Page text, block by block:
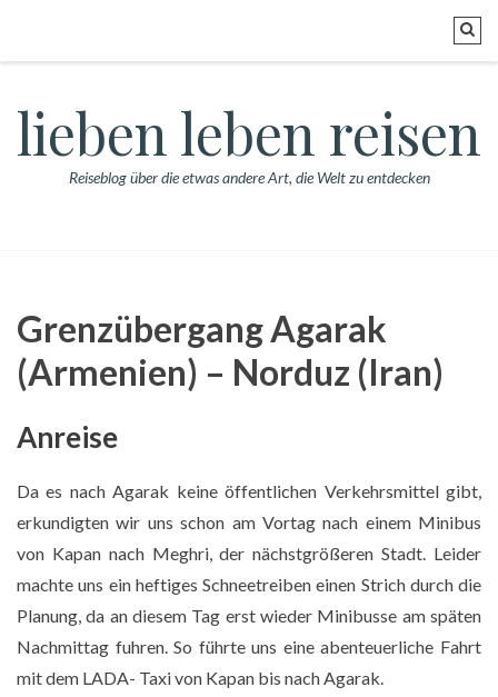
lieben leben reisen
Reiseblog über die etwas andere Art, die Welt zu entdecken
Grenzübergang Agarak
(Armenien) – Norduz (Iran)
Anreise
Da es nach Agarak keine öffentlichen Verkehrsmittel gibt,
erkundigten wir uns schon am Vortag nach einem Minibus
von Kapan nach Meghri, der nächstgrößeren Stadt. Leider
machte uns ein heftiges Schneetreiben einen Strich durch die
Planung, da an diesem Tag erst wieder Minibusse am späten
Nachmittag fuhren. So führte uns eine abenteuerliche Fahrt
mit dem LADA- Taxi von Kapan bis nach Agarak.